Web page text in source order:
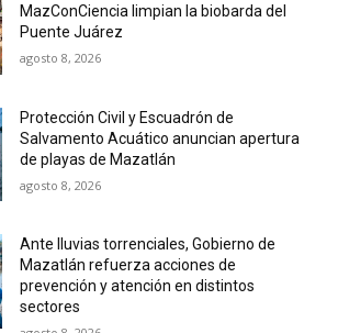
MazConCiencia limpian la biobarda del
Puente Juárez
agosto 8, 2026
Protección Civil y Escuadrón de
Salvamento Acuático anuncian apertura
de playas de Mazatlán
agosto 8, 2026
Ante lluvias torrenciales, Gobierno de
Mazatlán refuerza acciones de
prevención y atención en distintos
sectores